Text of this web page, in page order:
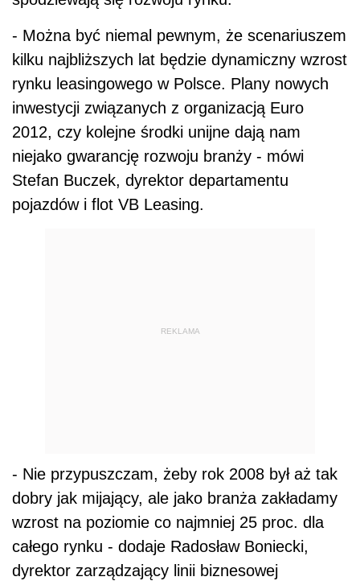
- Można być niemal pewnym, że scenariuszem
kilku najbliższych lat będzie dynamiczny wzrost
rynku leasingowego w Polsce. Plany nowych
inwestycji związanych z organizacją Euro
2012, czy kolejne środki unijne dają nam
niejako gwarancję rozwoju branży - mówi
Stefan Buczek, dyrektor departamentu
pojazdów i flot VB Leasing.
REKLAMA
- Nie przypuszczam, żeby rok 2008 był aż tak
dobry jak mijający, ale jako branża zakładamy
wzrost na poziomie co najmniej 25 proc. dla
całego rynku - dodaje Radosław Boniecki,
dyrektor zarządzający linii biznesowej